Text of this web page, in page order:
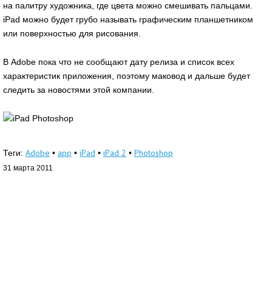
на палитру художника, где цвета можно смешивать пальцами.
iPad можно будет грубо называть графическим планшетником
или поверхностью для рисования.
В Adobe пока что не сообщают дату релиза и список всех
характеристик приложения, поэтому маковод и дальше будет
следить за новостями этой компании.
Теги: Adobe • app • iPad • iPad 2 • Photoshop
31 марта 2011